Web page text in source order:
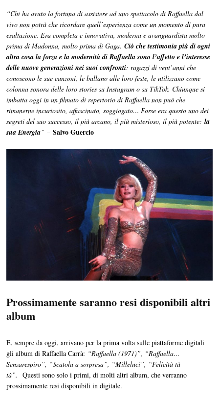
“Chi ha avuto la fortuna di assistere ad uno spettacolo di Raffaella dal
vivo non potrà che ricordare quell’esperienza come un momento di pura
esaltazione. Era completa e innovativa, moderna e avanguardista molto
prima di Madonna, molto prima di Gaga.Ciò che testimonia più di ogni
altra cosa la forza e la modernità di Raffaella sono l’affetto e l’interesse
delle nuove generazioni nei suoi confronti: ragazzi di vent’anni che
conoscono le sue canzoni, le ballano alle loro feste, le utilizzano come
colonna sonora delle loro stories su Instagram o su TikTok. Chiunque si
imbatta oggi in un filmato di repertorio di Raffaella non può che
rimanerne incuriosito, affascinato, soggiogato… Forse era questo uno dei
segreti del suo successo, il più arcano, il più misterioso, il più potente:la
sua Energia” –Salvo Guercio
Prossimamente saranno resi disponibili altri
album
E, sempre da oggi, arrivano per la prima volta sulle piattaforme digitali
gli album di Raffaella Carrà: “Raffaella (1971)”, “Raffaella…
Senzarespiro”, “Scatola a sorpresa”, “Milleluci”, “Felicità tà
tà”.Questi sono solo i primi, di molti altri album, che verranno
prossimamente resi disponibili in digitale.